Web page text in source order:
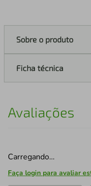
Sobre o produto
Ficha técnica
Avaliações
Carregando…
Faça login para avaliar